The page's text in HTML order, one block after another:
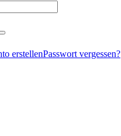
erstellenPasswort vergessen?